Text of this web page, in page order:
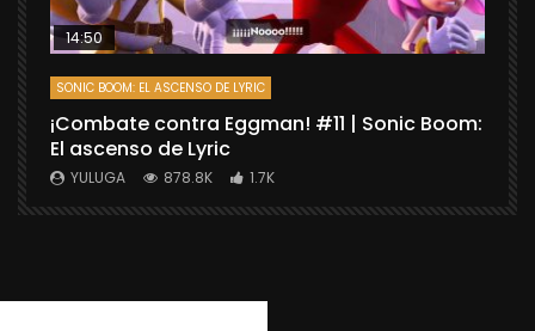
14:50
SONIC BOOM: EL ASCENSO DE LYRIC
¡Combate contra Eggman! #11 | Sonic Boom:
El ascenso de Lyric
YULUGA 878.8K 1.7K